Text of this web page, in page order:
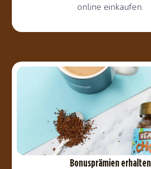
online einkaufen.
Bonusprämien erhalten